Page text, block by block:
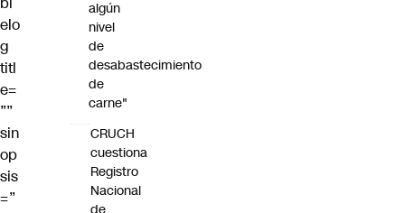
elo
g
titl
e=
””
sin
op
sis
=”
algún
nivel
de
desabastecimiento
de
carne"
CRUCH
cuestiona
Registro
Nacional
de